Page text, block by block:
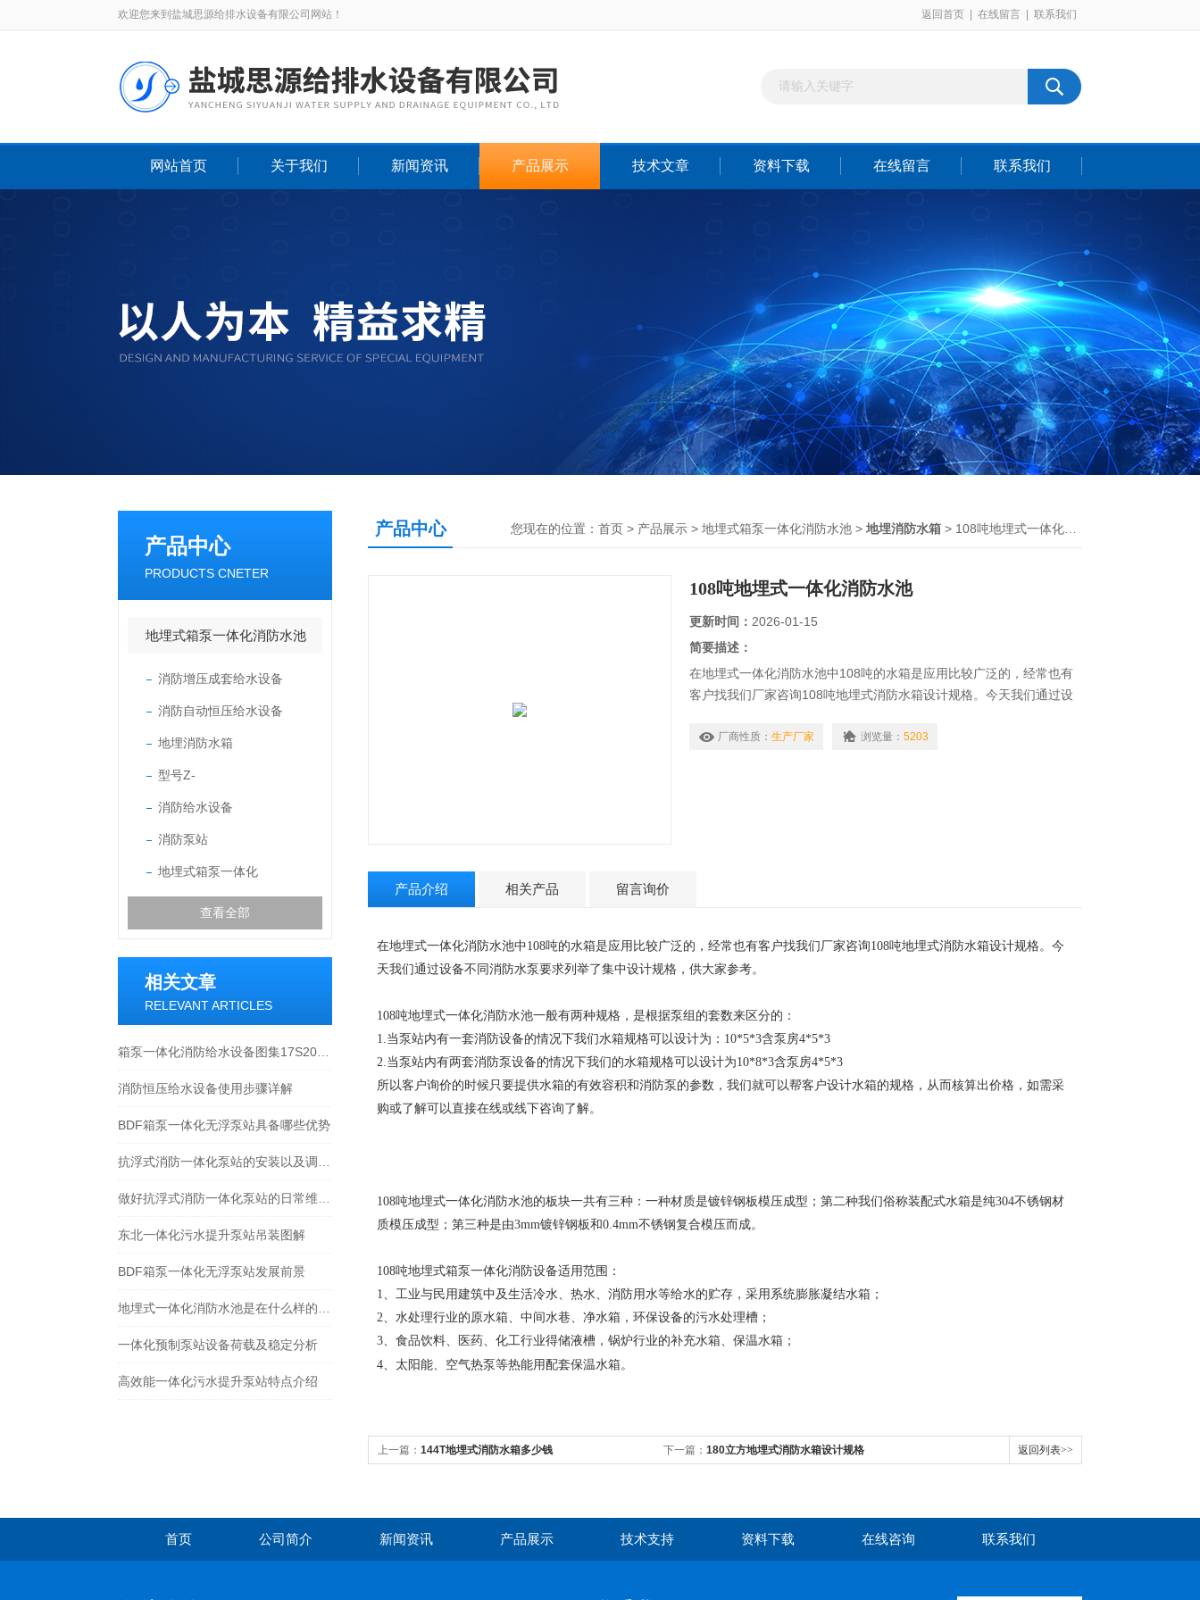
欢迎您来到盐城思源给排水设备有限公司网站！ 返回首页 在线留言 联系我们
网站首页 关于我们 新闻资讯 产品展示 技术文章 资料下载 在线留言 联系我们
产品中心
PRODUCTS CNETER
地埋式箱泵一体化消防水池
消防增压成套给水设备
消防自动恒压给水设备
地埋消防水箱
型号Z-
消防给水设备
消防泵站
地埋式箱泵一体化
查看全部
相关文章
RELEVANT ARTICLES
消防恒压给水设备使用步骤详解
BDF箱泵一体化无浮泵站具备哪些优势
东北一体化污水提升泵站吊装图解
BDF箱泵一体化无浮泵站发展前景
一体化预制泵站设备荷载及稳定分析
高效能一体化污水提升泵站特点介绍
产品中心 您现在的位置： 首页 > 产品展示 > 地埋式箱泵一体化消防水池 > 地埋消防水箱 > 108吨地埋式一体化消防水池
108吨地埋式一体化消防水池
更新时间： 2026-01-15
简要描述：
在地埋式一体化消防水池中108吨的水箱是应用比较广泛的，经常也有
客户找我们厂家咨询108吨地埋式消防水箱设计规格。今天我们通过设
厂商性质： 生产厂家 浏览量： 5203
产品介绍 相关产品 留言询价
在地埋式一体化消防水池中108吨的水箱是应用比较广泛的，经常也有客户找我们厂家咨询108吨地埋式消防水箱设计规格。今
天我们通过设备不同消防水泵要求列举了集中设计规格，供大家参考。
108吨地埋式一体化消防水池一般有两种规格，是根据泵组的套数来区分的：
1.当泵站内有一套消防设备的情况下我们水箱规格可以设计为：10*5*3含泵房4*5*3
2.当泵站内有两套消防泵设备的情况下我们的水箱规格可以设计为10*8*3含泵房4*5*3
所以客户询价的时候只要提供水箱的有效容积和消防泵的参数，我们就可以帮客户设计水箱的规格，从而核算出价格，如需采
购或了解可以直接在线或线下咨询了解。
108吨地埋式一体化消防水池的板块一共有三种：一种材质是镀锌钢板模压成型；第二种我们俗称装配式水箱是纯304不锈钢材
质模压成型；第三种是由3mm镀锌钢板和0.4mm不锈钢复合模压而成。
108吨地埋式箱泵一体化消防设备适用范围：
1、工业与民用建筑中及生活冷水、热水、消防用水等给水的贮存，采用系统膨胀凝结水箱；
2、水处理行业的原水箱、中间水巷、净水箱，环保设备的污水处理槽；
3、食品饮料、医药、化工行业得储液槽，锅炉行业的补充水箱、保温水箱；
4、太阳能、空气热泵等热能用配套保温水箱。
上一篇： 144T地埋式消防水箱多少钱 下一篇： 180立方地埋式消防水箱设计规格 返回列表>>
首页 公司简介 新闻资讯 产品展示 技术支持 资料下载 在线咨询 联系我们